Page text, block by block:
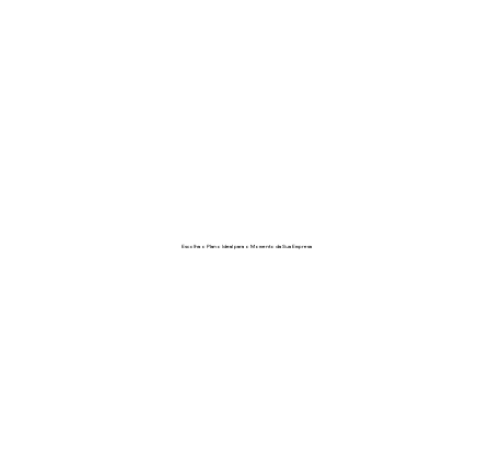
Escolha o Plano Ideal para o Momento da Sua Empresa